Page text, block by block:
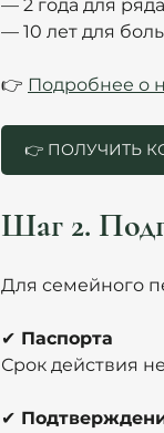
— 2 года для
— 10 лет для
👉 Подробнее о
👉 ПОЛУЧИТЬ
Шаг 2.
Для семейного
✔ Паспорта
Срок действия
✔